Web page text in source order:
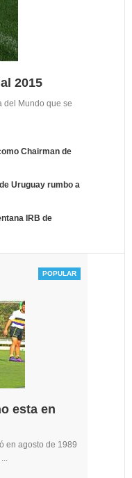
2015
del Mundo que se
Chairman de
Uruguay rumbo a
IRB de
esta en
en agosto de 1989